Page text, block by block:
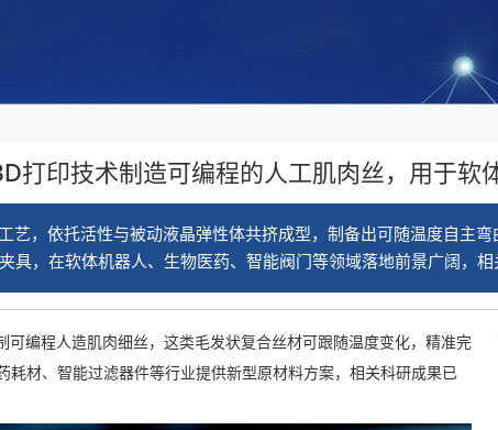
打印技术制造可编程的人工肌肉丝，用于软
艺，依托活性与被动液晶弹性体共挤成型，制备出可随温度自主
，在软体机器人、生物医药、智能阀门等领域落地前景广阔，相
可编程人造肌肉细丝，这类毛发状复合丝材可跟随温度变化，精准完
耗材、智能过滤器件等行业提供新型原材料方案，相关科研成果已